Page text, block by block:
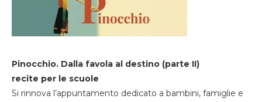
Pinocchio. Dalla favola al destino (parte II)
recite per le scuole
Si rinnova l’appuntamento dedicato a bambini, famiglie e